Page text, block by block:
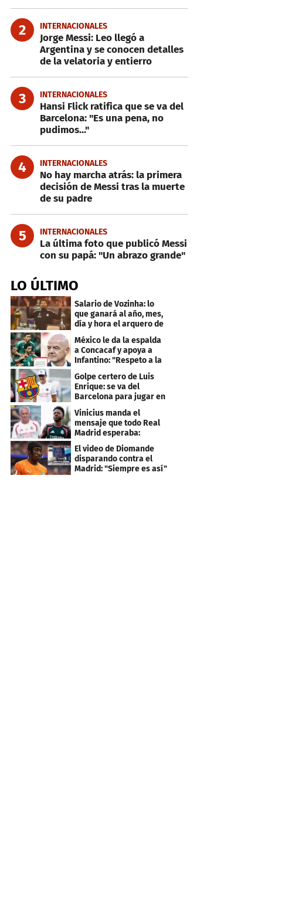
2 INTERNACIONALES
Jorge Messi: Leo llegó a
Argentina y se conocen detalles
de la velatoria y entierro
3 INTERNACIONALES
Hansi Flick ratifica que se va del
Barcelona: "Es una pena, no
pudimos..."
4 INTERNACIONALES
No hay marcha atrás: la primera
decisión de Messi tras la muerte
de su padre
5 INTERNACIONALES
La última foto que publicó Messi
con su papá: "Un abrazo grande"
LO ÚLTIMO
Salario de Vozinha: lo
que ganará al año, mes,
día y hora el arquero de
Cabo Verde
México le da la espalda
a Concacaf y apoya a
Infantino: "Respeto a la
gobernanza"
Golpe certero de Luis
Enrique: se va del
Barcelona para jugar en
el PSG
Vinicius manda el
mensaje que todo Real
Madrid esperaba:
"Mourinho..."
El video de Diomande
disparando contra el
Madrid: "Siempre es así"